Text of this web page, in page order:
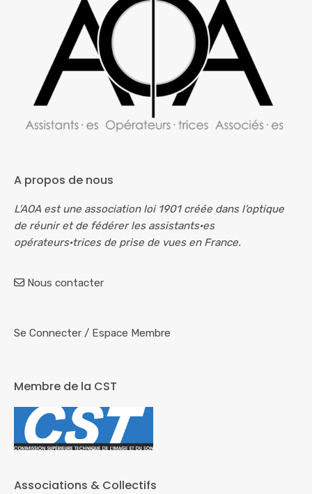
A propos de nous
L’AOA est une association loi 1901 créée dans l’optique
de réunir et de fédérer les assistants·es
opérateurs·trices de prise de vues en France.
Nous contacter
Se Connecter / Espace Membre
Membre de la CST
Associations & Collectifs